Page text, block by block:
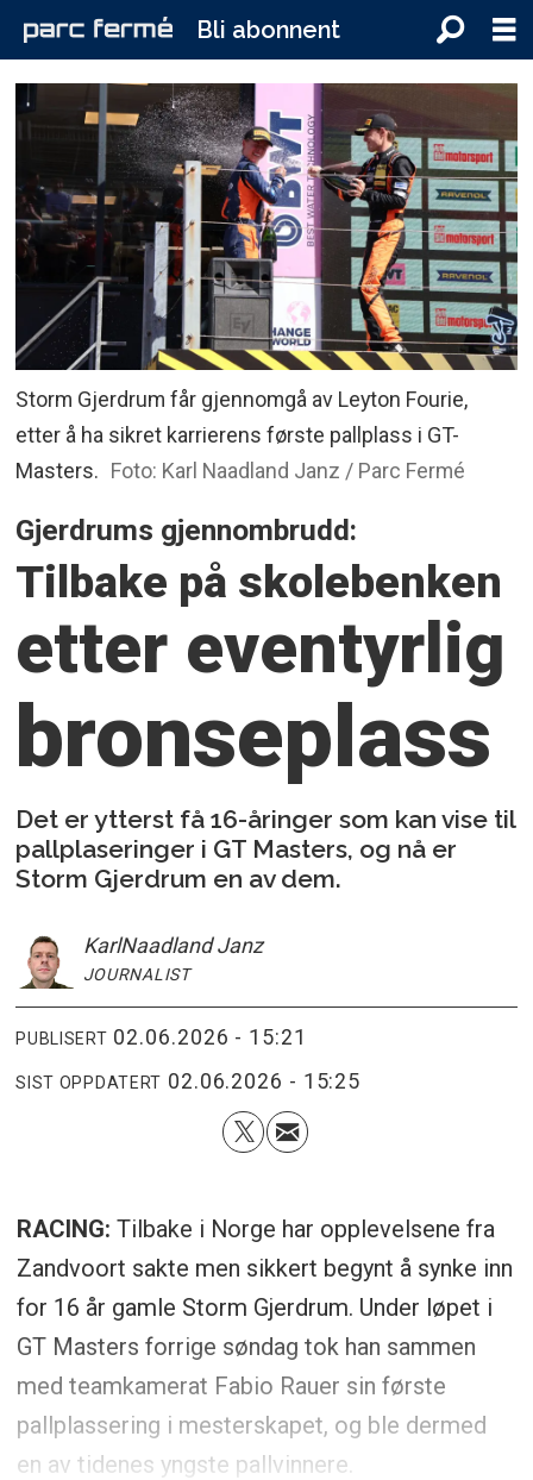
Bli abonnent
Storm Gjerdrum får gjennomgå av Leyton Fourie,
etter å ha sikret karrierens første pallplass i GT-
Masters. Foto: Karl Naadland Janz / Parc Fermé
Gjerdrums gjennombrudd:
Tilbake på skolebenken
etter eventyrlig
bronseplass
Det er ytterst få 16-åringer som kan vise til
pallplaseringer i GT Masters, og nå er
Storm Gjerdrum en av dem.
KarlNaadland Janz
JOURNALIST
PUBLISERT 02.06.2026 - 15:21
SIST OPPDATERT 02.06.2026 - 15:25
RACING: Tilbake i Norge har opplevelsene fra
Zandvoort sakte men sikkert begynt å synke inn
for 16 år gamle Storm Gjerdrum. Under løpet i
GT Masters forrige søndag tok han sammen
med teamkamerat Fabio Rauer sin første
pallplassering i mesterskapet, og ble dermed
en av tidenes yngste pallvinnere.